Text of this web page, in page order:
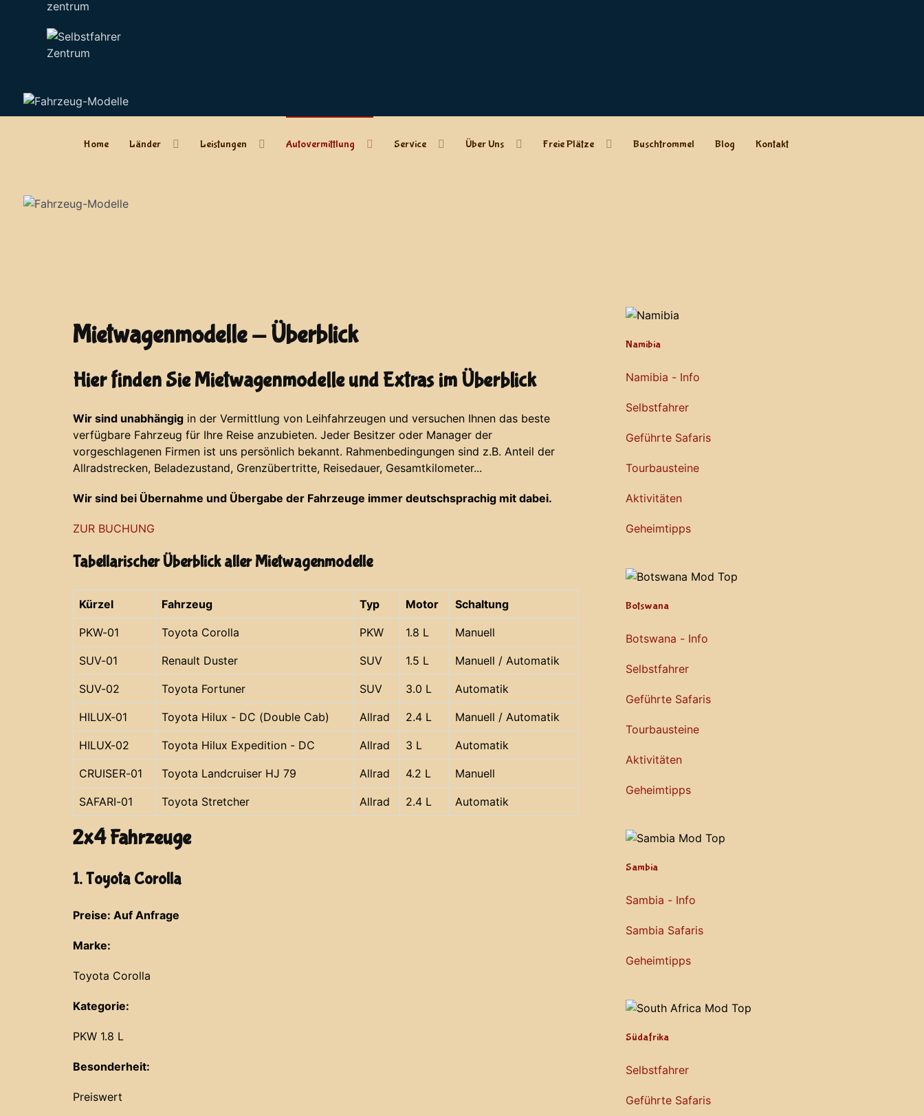
zentrum
Home Länder Leistungen Autovermittlung Service Über Uns Freie Plätze Buschtrommel Blog Kontakt
Mietwagenmodelle - Überblick
Hier finden Sie Mietwagenmodelle und Extras im Überblick
Wir sind unabhängig in der Vermittlung von Leihfahrzeugen und versuchen Ihnen das beste
verfügbare Fahrzeug für Ihre Reise anzubieten. Jeder Besitzer oder Manager der
vorgeschlagenen Firmen ist uns persönlich bekannt. Rahmenbedingungen sind z.B. Anteil der
Allradstrecken, Beladezustand, Grenzübertritte, Reisedauer, Gesamtkilometer...
Wir sind bei Übernahme und Übergabe der Fahrzeuge immer deutschsprachig mit dabei.
ZUR BUCHUNG
Tabellarischer Überblick aller Mietwagenmodelle
Kürzel Fahrzeug Typ Motor Schaltung
PKW-01 Toyota Corolla PKW 1.8 L Manuell
SUV-01 Renault Duster SUV 1.5 L Manuell / Automatik
SUV-02 Toyota Fortuner SUV 3.0 L Automatik
HILUX-01 Toyota Hilux - DC (Double Cab) Allrad 2.4 L Manuell / Automatik
HILUX-02 Toyota Hilux Expedition - DC Allrad 3 L Automatik
CRUISER-01 Toyota Landcruiser HJ 79 Allrad 4.2 L Manuell
SAFARI-01 Toyota Stretcher Allrad 2.4 L Automatik
2x4 Fahrzeuge
1. Toyota Corolla
Preise: Auf Anfrage
Marke:
Toyota Corolla
Kategorie:
PKW 1.8 L
Besonderheit:
Preiswert
Namibia
Namibia - Info
Selbstfahrer
Geführte Safaris
Tourbausteine
Aktivitäten
Geheimtipps
Botswana
Botswana - Info
Selbstfahrer
Geführte Safaris
Tourbausteine
Aktivitäten
Geheimtipps
Sambia
Sambia - Info
Sambia Safaris
Geheimtipps
Südafrika
Selbstfahrer
Geführte Safaris